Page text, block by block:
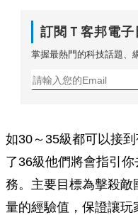
訂閱Ｔ客邦電子
掌握最熱門的科技話題、
如30～35級都可以接
了36級他們將會指引
務。主要目標為擊殺
量的經驗值，保證讓玩